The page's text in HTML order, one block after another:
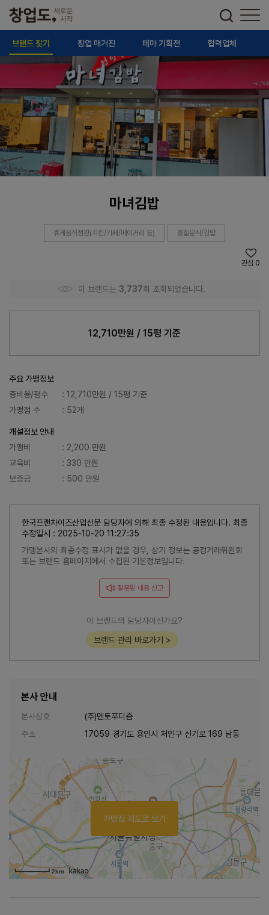
브랜드 찾기 창업 매거진 테마 기획전 협력업체
마녀김밥
휴게음식점관(치킨/카페/베이커리 등) 종합분식/김밥
관심 0
이 브랜드는 3,737회 조회되었습니다.
12,710만원 / 15평 기준
주요 가맹정보
총비용/평수
: 12,710만원 / 15평 기준
가맹점 수
: 52개
개설정보 안내
가맹비
: 2,200 만원
교육비
: 330 만원
보증금
: 500 만원
한국프랜차이즈산업신문 담당자에 의해 최종 수정된 내용입니다. 최종
수정일시 : 2025-10-20 11:27:35
가맹본사의 최종수정 표시가 없을 경우, 상기 정보는 공정거래위원회
또는 브랜드 홈페이지에서 수집된 기본정보입니다.
잘못된 내용 신고
이 브랜드의 담당자이신가요?
브랜드 관리 바로가기 >
본사 안내
본사상호
(주)멘토푸디즘
주소
17059 경기도 용인시 처인구 신기로 169 남동
2km
가맹점 지도로 보기